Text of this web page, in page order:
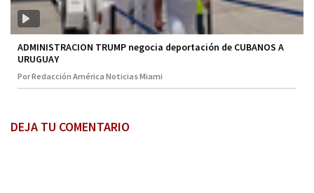
ADMINISTRACION TRUMP negocia deportación de CUBANOS A
URUGUAY
Por Redacción América Noticias Miami
DEJA TU COMENTARIO